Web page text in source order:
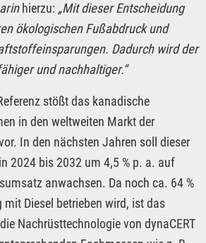
hierzu: „Mit dieser Entscheidung
ökologischen Fußabdruck und
Dadurch wird der
und nachhaltiger.“
stößt das kanadische
in den weltweiten Markt der
In den nächsten Jahren soll dieser
2024 bis 2032 um 4,5 % p. a. auf
anwachsen. Da noch ca. 64 %
Diesel betrieben wird, ist das
Nachrüsttechnologie von dynaCERT